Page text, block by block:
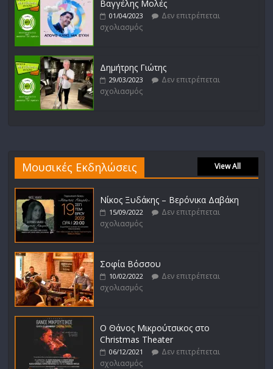
Βαγγέλης Μολές
01/04/2023
Δεν επιτρέπεται
σχολιασμός
Δημήτρης Γιώτης
29/03/2023
Δεν επιτρέπεται
σχολιασμός
Μουσικές Εκδηλώσεις View All
Νίκος Ξυδάκης – Βερόνικα Δαβάκη
15/09/2022
Δεν επιτρέπεται
σχολιασμός
Σοφία Βόσσου
10/02/2022
Δεν επιτρέπεται
σχολιασμός
Ο Θάνος Μικρούτσικος στο
Christmas Theater
06/12/2021
Δεν επιτρέπεται
σχολιασμός